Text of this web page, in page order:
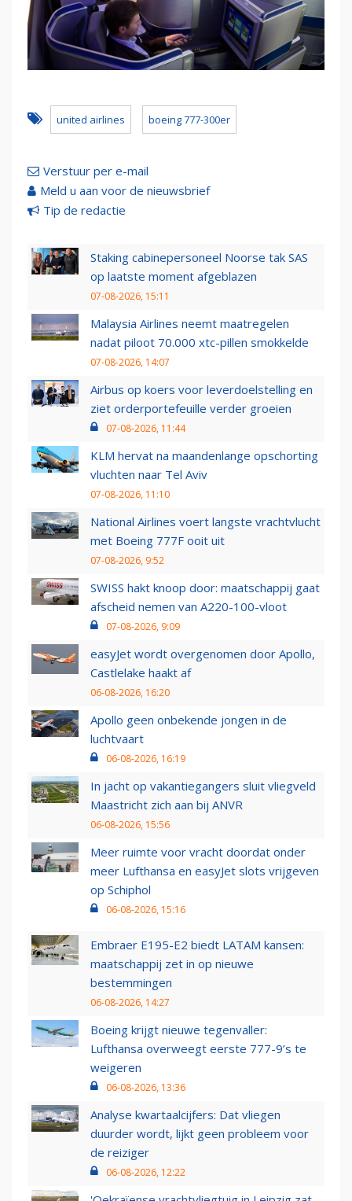
united airlines boeing 777-300er
Verstuur per e-mail
Meld u aan voor de nieuwsbrief
Tip de redactie
Staking cabinepersoneel Noorse tak SAS
op laatste moment afgeblazen
07-08-2026, 15:11
Malaysia Airlines neemt maatregelen
nadat piloot 70.000 xtc-pillen smokkelde
07-08-2026, 14:07
Airbus op koers voor leverdoelstelling en
ziet orderportefeuille verder groeien
07-08-2026, 11:44
KLM hervat na maandenlange opschorting
vluchten naar Tel Aviv
07-08-2026, 11:10
National Airlines voert langste vrachtvlucht
met Boeing 777F ooit uit
07-08-2026, 9:52
SWISS hakt knoop door: maatschappij gaat
afscheid nemen van A220-100-vloot
07-08-2026, 9:09
easyJet wordt overgenomen door Apollo,
Castlelake haakt af
06-08-2026, 16:20
Apollo geen onbekende jongen in de
luchtvaart
06-08-2026, 16:19
In jacht op vakantiegangers sluit vliegveld
Maastricht zich aan bij ANVR
06-08-2026, 15:56
Meer ruimte voor vracht doordat onder
meer Lufthansa en easyJet slots vrijgeven
op Schiphol
06-08-2026, 15:16
Embraer E195-E2 biedt LATAM kansen:
maatschappij zet in op nieuwe
bestemmingen
06-08-2026, 14:27
Boeing krijgt nieuwe tegenvaller:
Lufthansa overweegt eerste 777-9’s te
weigeren
06-08-2026, 13:36
Analyse kwartaalcijfers: Dat vliegen
duurder wordt, lijkt geen probleem voor
de reiziger
06-08-2026, 12:22